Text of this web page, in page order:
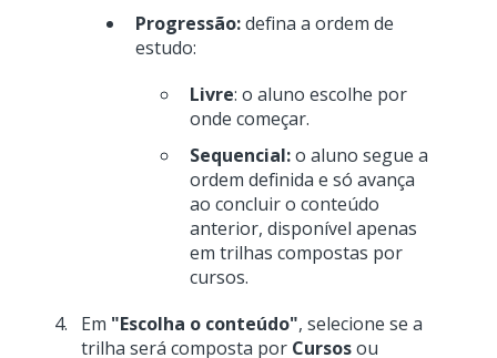
Progressão:defina a ordem de
estudo:
Livre: o aluno escolhe por
onde começar.
Sequencial:o aluno segue a
ordem definida e só avança
ao concluir o conteúdo
anterior, disponível apenas
em trilhas compostas por
cursos.
Em "Escolha o conteúdo", selecione se a
trilha será composta por Cursosou